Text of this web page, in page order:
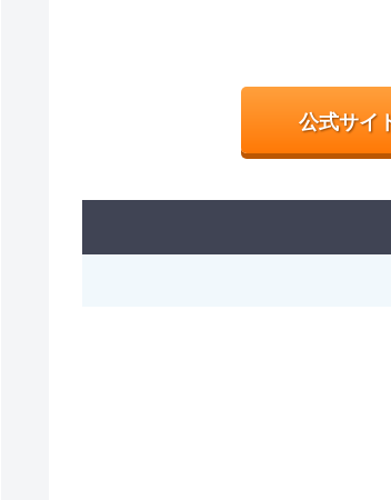
公式サイ